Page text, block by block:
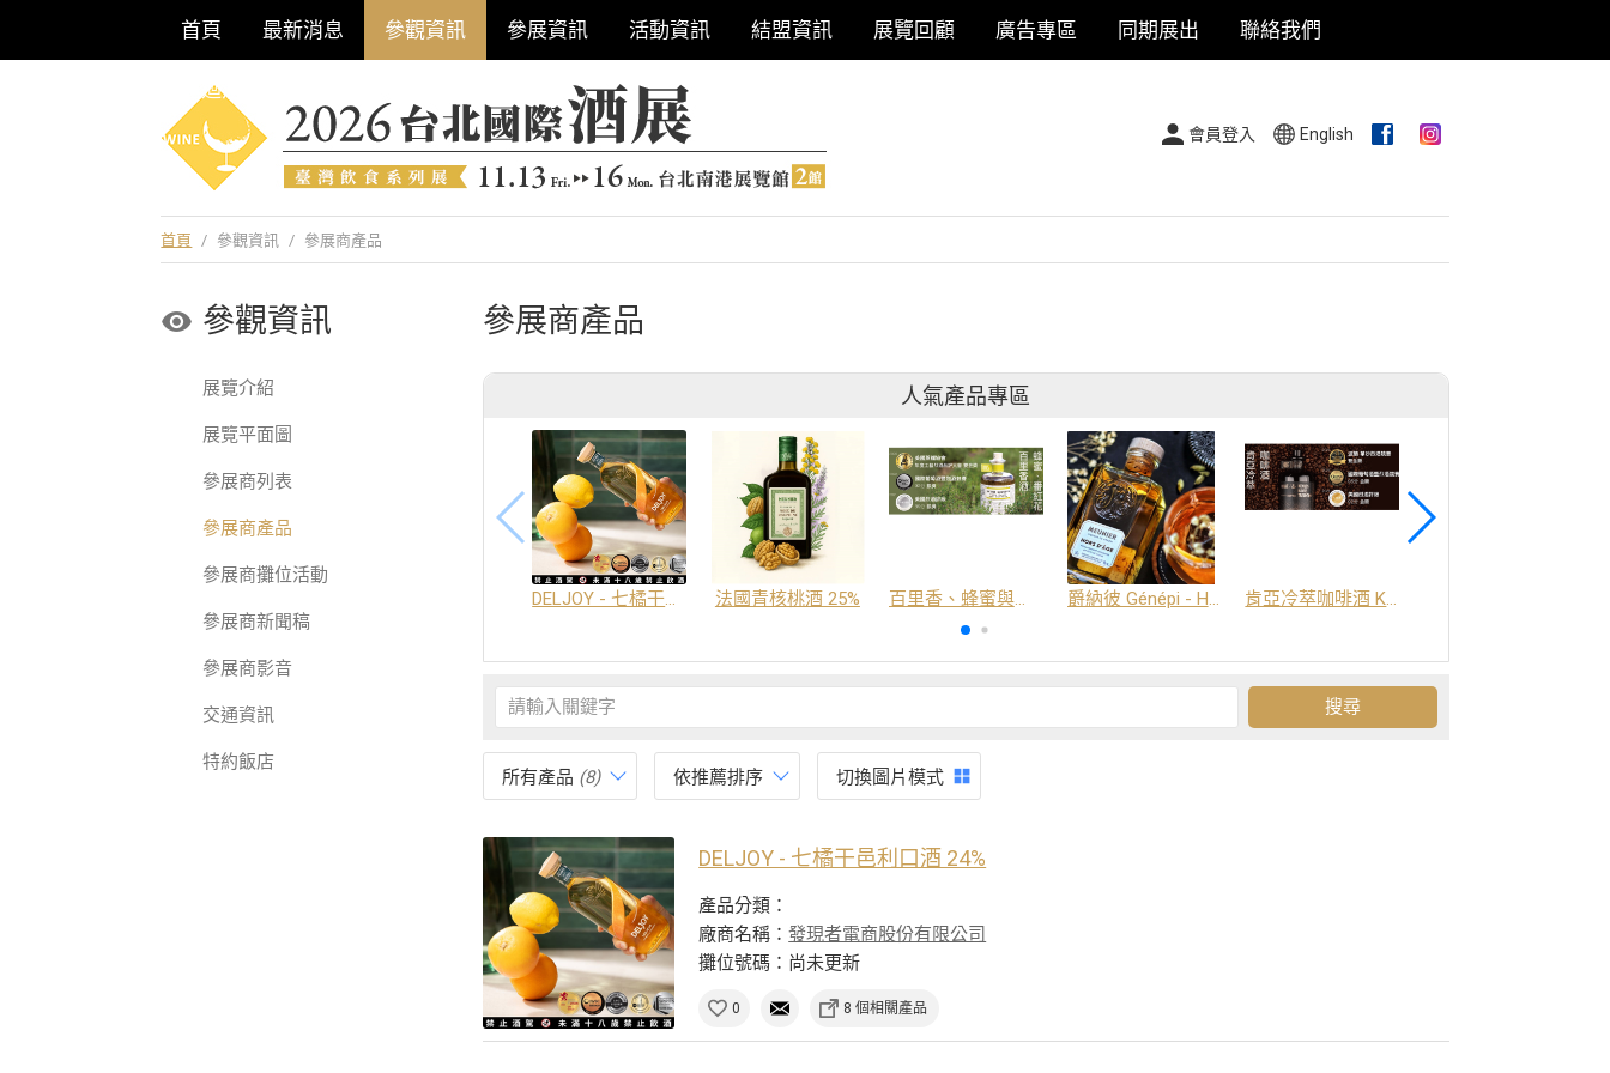
首頁 最新消息 參觀資訊 參展資訊 活動資訊 結盟資訊 展覽回顧 廣告專區 同期展出 聯絡我們
巡迴酒展系列
會員登入 English
首頁 / 參觀資訊 / 參展商產品
參觀資訊
展覽介紹
展覽平面圖
參展商列表
參展商產品
參展商攤位活動
參展商新聞稿
參展商影音
交通資訊
特約飯店
參展商產品
人氣產品專區
DELJOY - 七橘干邑利口酒 24% 法國青核桃酒 25% 百里香、蜂蜜與番紅花酒 爵納彼 Génépi - Hors d'Age (橡木桶陳釀) -阿爾卑斯山草本酒 肯亞冷萃咖啡酒 Kenya Coffee Brew
所有產品 (8) 依推薦排序 切換圖片模式
DELJOY - 七橘干邑利口酒 24%
產品分類：
廠商名稱：發現者電商股份有限公司
攤位號碼：尚未更新
0 8 個相關產品